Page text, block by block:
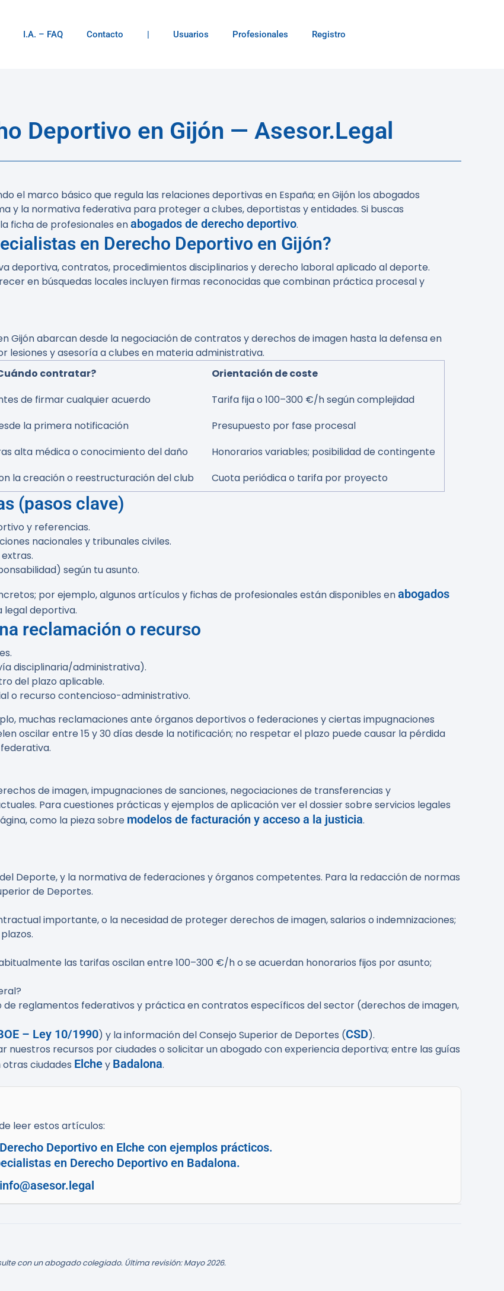
I.A. – FAQ Contacto | Usuarios Profesionales Registro
Deportivo en Gijón — Asesor.Legal
el marco básico que regula las relaciones deportivas en España; en Gijón los abogados
y la normativa federativa para proteger a clubes, deportistas y entidades. Si buscas
ficha de profesionales enabogados de derecho deportivo.
en Derecho Deportivo en Gijón?
deportiva, contratos, procedimientos disciplinarios y derecho laboral aplicado al deporte.
en búsquedas locales incluyen firmas reconocidas que combinan práctica procesal y
Gijón abarcan desde la negociación de contratos y derechos de imagen hasta la defensa en
y asesoría a clubes en materia administrativa.
contratar?
Orientación de coste
de firmar cualquier acuerdo
Tarifa fija o 100–300 €/h según complejidad
la primera notificación
Presupuesto por fase procesal
alta médica o conocimiento del daño
Honorarios variables; posibilidad de contingente
la creación o reestructuración del club Cuota periódica o tarifa por proyecto
(pasos clave)
y referencias.
nacionales y tribunales civiles.
según tu asunto.
por ejemplo, algunos artículos y fichas de profesionales están disponibles enabogados
legal deportiva.
reclamación o recurso
disciplinaria/administrativa).
del plazo aplicable.
o recurso contencioso-administrativo.
muchas reclamaciones ante órganos deportivos o federaciones y ciertas impugnaciones
oscilar entre 15 y 30 días desde la notificación; no respetar el plazo puede causar la pérdida
de imagen, impugnaciones de sanciones, negociaciones de transferencias y
Para cuestiones prácticas y ejemplos de aplicación ver el dossier sobre servicios legales
como la pieza sobre modelos de facturación y acceso a la justicia.
del Deporte, y la normativa de federaciones y órganos competentes. Para la redacción de normas
de Deportes.
importante, o la necesidad de proteger derechos de imagen, salarios o indemnizaciones;
las tarifas oscilan entre 100–300 €/h o se acuerdan honorarios fijos por asunto;
reglamentos federativos y práctica en contratos específicos del sector (derechos de imagen,
– Ley 10/1990) y la información del Consejo Superior de Deportes (CSD).
nuestros recursos por ciudades o solicitar un abogado con experiencia deportiva; entre las guías
ciudades Elchey Badalona.
leer estos artículos:
Deportivo en Elche con ejemplos prácticos.
en Derecho Deportivo en Badalona.
info@asesor.legal
con un abogado colegiado. Última revisión: Mayo 2026.